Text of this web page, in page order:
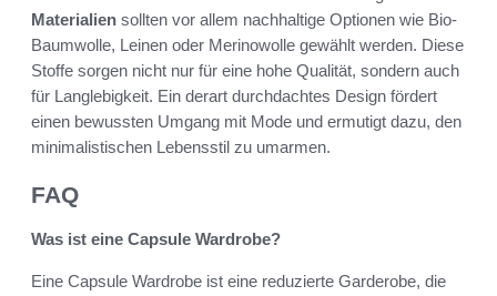
Materialien sollten vor allem nachhaltige Optionen wie Bio-
Baumwolle, Leinen oder Merinowolle gewählt werden. Diese
Stoffe sorgen nicht nur für eine hohe Qualität, sondern auch
für Langlebigkeit. Ein derart durchdachtes Design fördert
einen bewussten Umgang mit Mode und ermutigt dazu, den
minimalistischen Lebensstil zu umarmen.
FAQ
Was ist eine Capsule Wardrobe?
Eine Capsule Wardrobe ist eine reduzierte Garderobe, die